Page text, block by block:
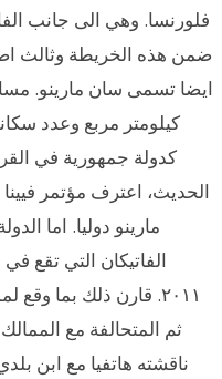
فلورنسا. وهي الى جانب
ضمن هذه الخريطة وثالث
كدولة جمهورية في
مارينو دوليا. اما
الفاتيكان التي تقع
٢٠١١. قارن ذلك بما
ثم المتحالفة مع
ناقشته هاتفيا مع ابن